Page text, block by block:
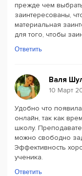
прежде чем
заинтересованы,
материальная
для того, чтобы
Ответить
Валя
10 Март
Удобно что
онлайн, так как
школу.
можно свободно
Эффективность
ученика.
Ответить